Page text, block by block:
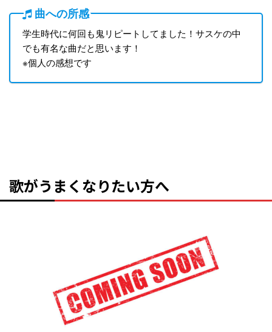
曲への所感
学生時代に何回も鬼リピートしてました！サスケの中
でも有名な曲だと思います！
※個人の感想です
歌がうまくなりたい方へ